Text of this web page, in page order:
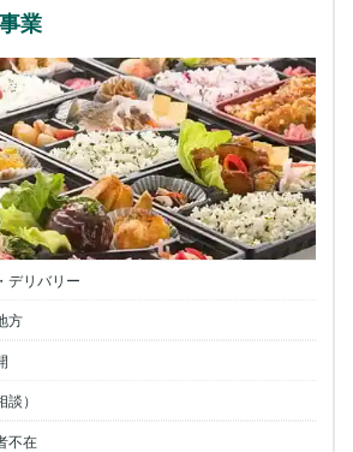
業
デリバリー
方
談）
不在